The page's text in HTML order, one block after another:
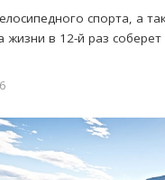
спорта, а
жизни в 12-й раз соберет